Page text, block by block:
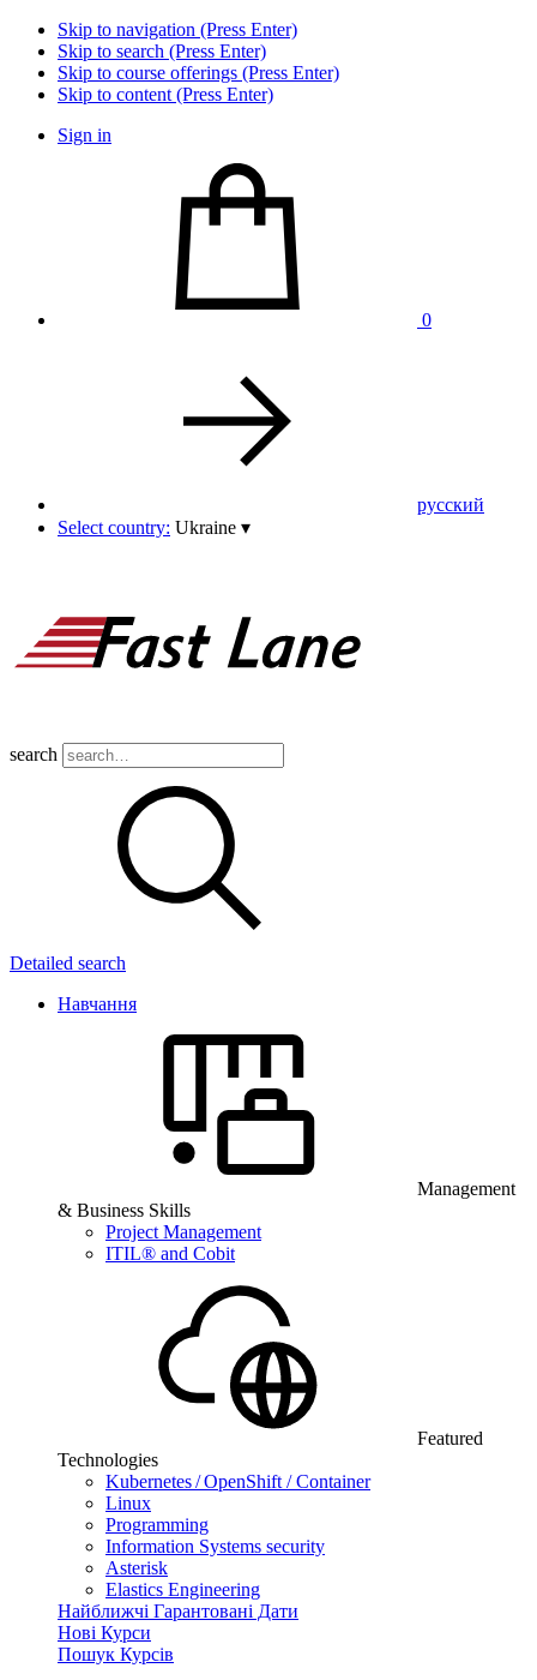
Skip to navigation (Press Enter)
Skip to search (Press Enter)
Skip to course offerings (Press Enter)
Skip to content (Press Enter)
Sign in
0
pусский
Select country: Ukraine ▾
search
Detailed search
Навчання
Management
& Business Skills
Project Management
ITIL® and Cobit
Featured
Technologies
Kubernetes / OpenShift / Container
Linux
Programming
Information Systems security
Asterisk
Elastics Engineering
Найближчі Гарантовані Дати
Нові Курси
Пошук Курсів